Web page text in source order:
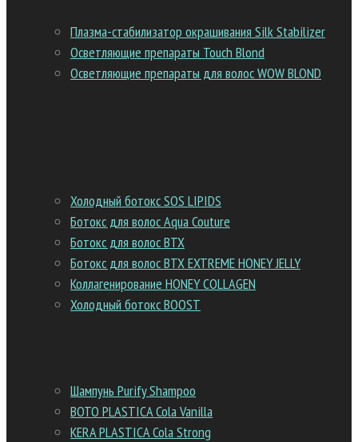
Плазма-стабилизатор окрашивания Silk Stabilizer
Осветляющие препараты Touch Blond
Осветляющие препараты для волос WOW BLOND
Холодный ботокс SOS LIPIDS
Ботокс для волос Aqua Couture
Ботокс для волос BTX
Ботокс для волос BTX EXTREME HONEY JELLY
Коллагенирование HONEY COLLAGEN
Холодный ботокс BOOST
Шампунь Purify Shampoo
BOTO PLASTICA Cola Vanilla
KERA PLASTICA Cola Strong